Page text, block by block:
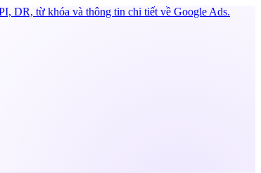
DR, từ khóa và thông tin chi tiết về Google Ads.